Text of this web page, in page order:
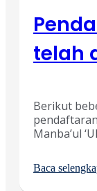
telah
Berikut
Manba’ul
Baca